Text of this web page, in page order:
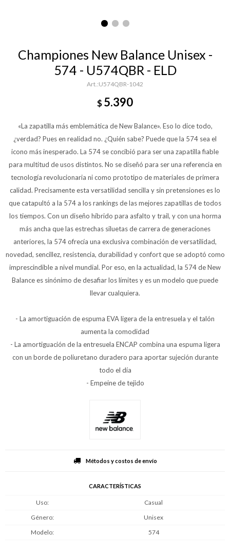
Championes New Balance Unisex -
574 - U574QBR - ELD
U574QBR-1042
$5.390
«La zapatilla más emblemática de New Balance». Eso lo dice todo,
¿verdad? Pues en realidad no. ¿Quién sabe? Puede que la 574 sea el
icono más inesperado. La 574 se concibió para ser una zapatilla fiable
para multitud de usos distintos. No se diseñó para ser una referencia en
tecnología revolucionaria ni como prototipo de materiales de primera
calidad. Precisamente esta versatilidad sencilla y sin pretensiones es lo
que catapultó a la 574 a los rankings de las mejores zapatillas de todos
los tiempos. Con un diseño híbrido para asfalto y trail, y con una horma
más ancha que las estrechas siluetas de carrera de generaciones
anteriores, la 574 ofrecía una exclusiva combinación de versatilidad,
novedad, sencillez, resistencia, durabilidad y confort que se adoptó como
imprescindible a nivel mundial. Por eso, en la actualidad, la 574 de New
Balance es sinónimo de desafiar los límites y es un modelo que puede
llevar cualquiera.
- La amortiguación de espuma EVA ligera de la entresuela y el talón
aumenta la comodidad
- La amortiguación de la entresuela ENCAP combina una espuma ligera
con un borde de poliuretano duradero para aportar sujeción durante
todo el día
- Empeine de tejido
Métodos y costos de envío
CARACTERÍSTICAS
Uso
Casual
Género
Unisex
Modelo
574